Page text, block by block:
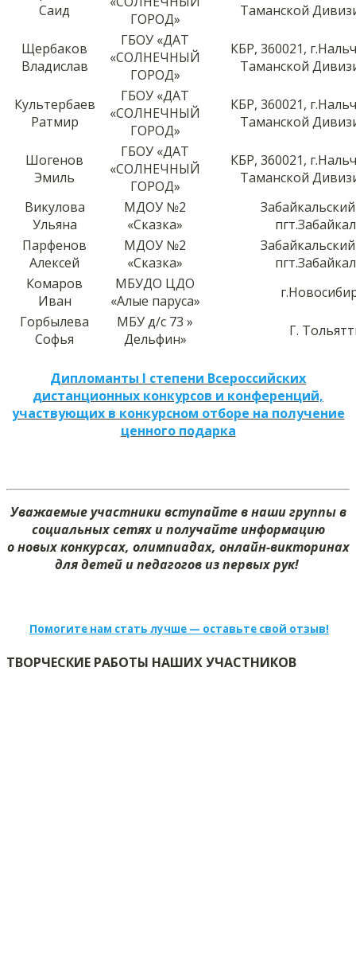
Саид
ГОРОД»
Таманской
Щербаков
Владислав
ГБОУ «ДАТ
«СОЛНЕЧНЫЙ
ГОРОД»
КБР, 360021,
Таманской
Культербаев
Ратмир
ГБОУ «ДАТ
«СОЛНЕЧНЫЙ
ГОРОД»
КБР, 360021,
Таманской
Шогенов
Эмиль
ГБОУ «ДАТ
«СОЛНЕЧНЫЙ
ГОРОД»
КБР, 360021,
Таманской
Викулова
Ульяна
МДОУ №2
«Сказка»
Парфенов
Алексей
МДОУ №2
«Сказка»
Комаров
Иван
МБУДО ЦДО
«Алые паруса»
Горбылева
Софья
МБУ д/с 73 »
Дельфин»
Г.
Дипломанты I степени Всероссийских
дистанционных конкурсов и конференций,
участвующих в конкурсном отборе на получение
ценного подарка
Уважаемые участники вступайте в наши группы в
социальных сетях и получайте информацию
о новых конкурсах, олимпиадах, онлайн-викторинах
для детей и педагогов из первых рук!
Помогите нам стать лучше — оставьте свой отзыв!
ТВОРЧЕСКИЕ РАБОТЫ НАШИХ УЧАСТНИКОВ